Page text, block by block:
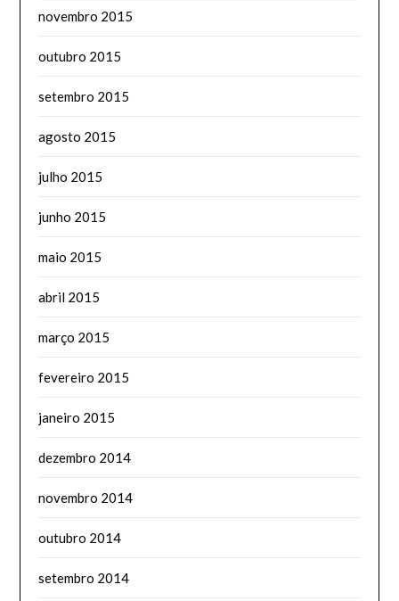
novembro 2015
outubro 2015
setembro 2015
agosto 2015
julho 2015
junho 2015
maio 2015
abril 2015
março 2015
fevereiro 2015
janeiro 2015
dezembro 2014
novembro 2014
outubro 2014
setembro 2014